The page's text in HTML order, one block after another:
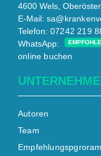
4600 Wels,
E-Mail:
Telefon: 07242 219
WhatsApp:
online buchen
Autoren
Team